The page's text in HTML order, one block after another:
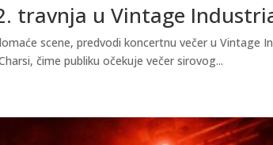
travnja u Vintage
scene, predvodi koncertnu večer u Vintage
čime publiku očekuje večer sirovog...